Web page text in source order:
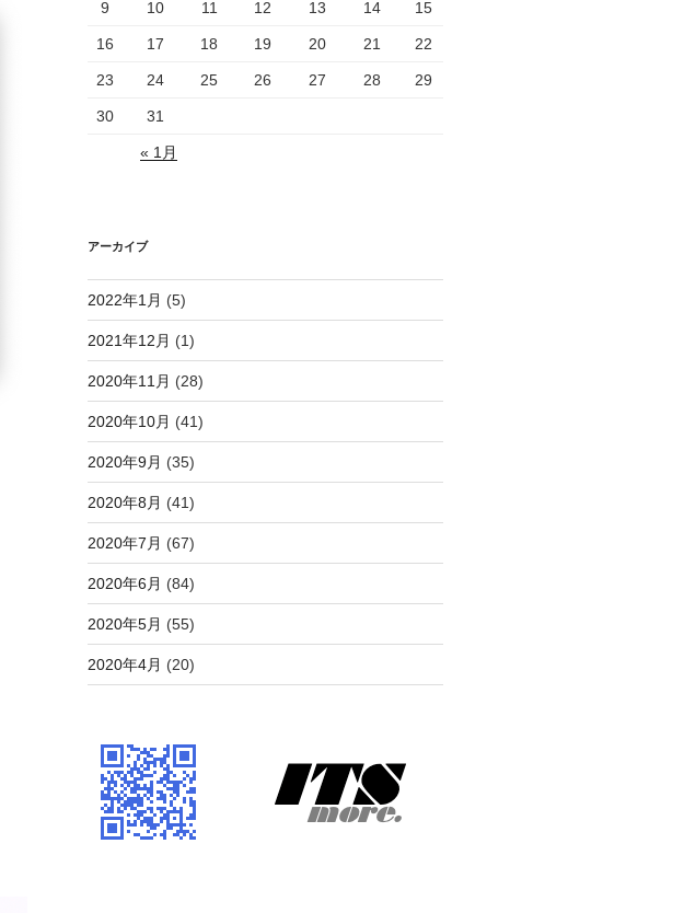
9 10 11 12 13 14 15
16 17 18 19 20 21 22
23 24 25 26 27 28 29
30 31
« 1月
アーカイブ
2022年1月 (5)
2021年12月 (1)
2020年11月 (28)
2020年10月 (41)
2020年9月 (35)
2020年8月 (41)
2020年7月 (67)
2020年6月 (84)
2020年5月 (55)
2020年4月 (20)